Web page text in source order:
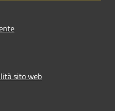
sito web